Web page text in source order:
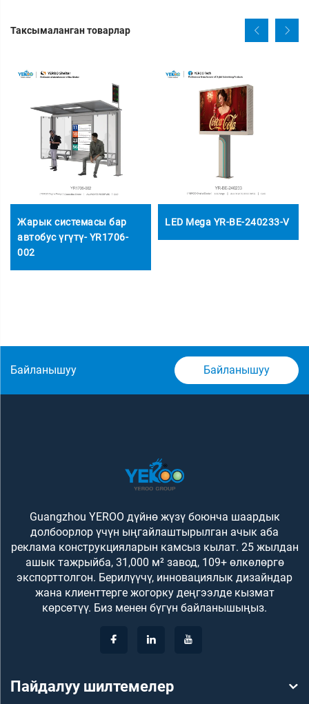
Таксымаланган товарлар
Жарык системасы бар
автобус үгүтү- YR1706-
002
LED Mega YR-BE-240233-V
Байланышуу Байланышуу
Guangzhou YEROO дүйнө жүзү боюнча шаардык
долбоорлор үчүн ыңгайлаштырылган ачык аба
реклама конструкцияларын камсыз кылат. 25 жылдан
ашык тажрыйба, 31,000 м² завод, 109+ өлкөлөргө
экспорттолгон. Берилүүчү, инновациялык дизайндар
жана клиенттерге жогорку деңгээлде кызмат
көрсөтүү. Биз менен бүгүн байланышыңыз.
Пайдалуу шилтемелер